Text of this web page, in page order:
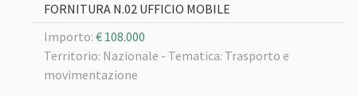
FORNITURA N.02 UFFICIO MOBILE
Importo: € 108.000
Territorio: Nazionale - Tematica: Trasporto e
movimentazione